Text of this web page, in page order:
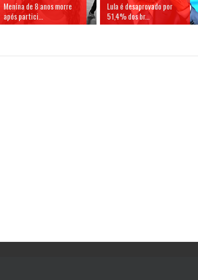
Menina de 8 anos morre
após partici...
Lula é desaprovado por
51,4% dos br...